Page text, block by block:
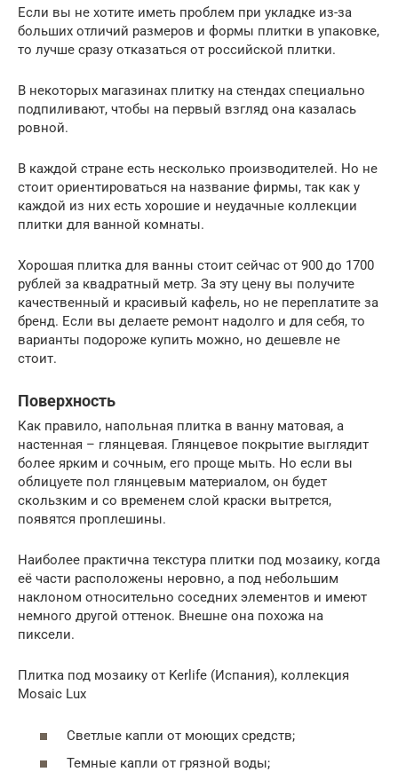
Если вы не хотите иметь проблем при укладке из-за
больших отличий размеров и формы плитки в упаковке,
то лучше сразу отказаться от российской плитки.
В некоторых магазинах плитку на стендах специально
подпиливают, чтобы на первый взгляд она казалась
ровной.
В каждой стране есть несколько производителей. Но не
стоит ориентироваться на название фирмы, так как у
каждой из них есть хорошие и неудачные коллекции
плитки для ванной комнаты.
Хорошая плитка для ванны стоит сейчас от 900 до 1700
рублей за квадратный метр. За эту цену вы получите
качественный и красивый кафель, но не переплатите за
бренд. Если вы делаете ремонт надолго и для себя, то
варианты подороже купить можно, но дешевле не
стоит.
Поверхность
Как правило, напольная плитка в ванну матовая, а
настенная – глянцевая. Глянцевое покрытие выглядит
более ярким и сочным, его проще мыть. Но если вы
облицуете пол глянцевым материалом, он будет
скользким и со временем слой краски вытрется,
появятся проплешины.
Наиболее практична текстура плитки под мозаику, когда
её части расположены неровно, а под небольшим
наклоном относительно соседних элементов и имеют
немного другой оттенок. Внешне она похожа на
пиксели.
Плитка под мозаику от Kerlife (Испания), коллекция
Mosaic Lux
Светлые капли от моющих средств;
Темные капли от грязной воды;